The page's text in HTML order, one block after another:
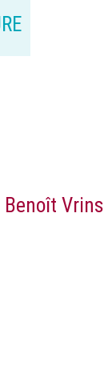
Benoît Vrins